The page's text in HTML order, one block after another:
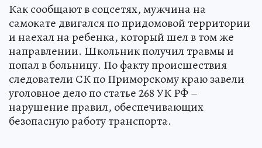
Как сообщают в соцсетях, мужчина на
самокате двигался по придомовой территории
и наехал на ребенка, который шел в том же
направлении. Школьник получил травмы и
попал в больницу. По факту происшествия
следователи СК по Приморскому краю завели
уголовное дело по статье 268 УК РФ –
нарушение правил, обеспечивающих
безопасную работу транспорта.